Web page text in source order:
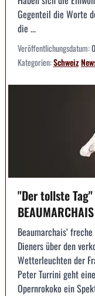
Gegenteil die Worte
die ...
Veröffentlichungsdatum:
Kategorien:Schweiz
"Der tollste Tag"
Beaumarchais‘
Dieners über den
Wetterleuchten der
Peter Turrini geht
Opernrokoko ein